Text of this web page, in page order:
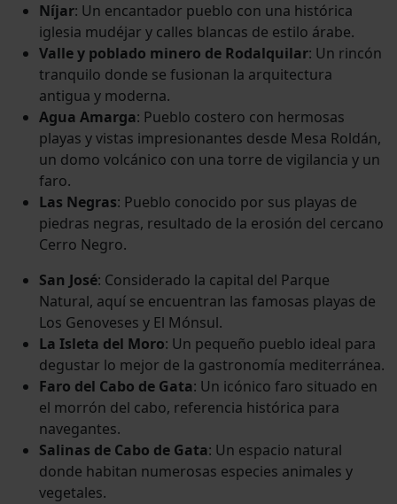
Níjar: Un encantador pueblo con una histórica
iglesia mudéjar y calles blancas de estilo árabe.
Valle y poblado minero de Rodalquilar: Un rincón
tranquilo donde se fusionan la arquitectura
antigua y moderna.
Agua Amarga: Pueblo costero con hermosas
playas y vistas impresionantes desde Mesa Roldán,
un domo volcánico con una torre de vigilancia y un
faro.
Las Negras: Pueblo conocido por sus playas de
piedras negras, resultado de la erosión del cercano
Cerro Negro.
San José: Considerado la capital del Parque
Natural, aquí se encuentran las famosas playas de
Los Genoveses y El Mónsul.
La Isleta del Moro: Un pequeño pueblo ideal para
degustar lo mejor de la gastronomía mediterránea.
Faro del Cabo de Gata: Un icónico faro situado en
el morrón del cabo, referencia histórica para
navegantes.
Salinas de Cabo de Gata: Un espacio natural
donde habitan numerosas especies animales y
vegetales.